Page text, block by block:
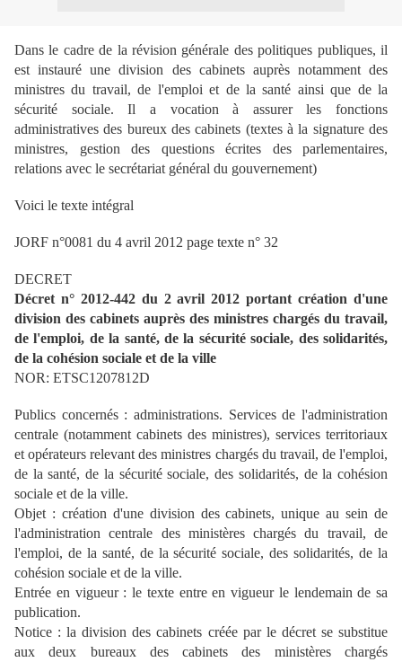
Dans le cadre de la révision générale des politiques publiques, il
est instauré une division des cabinets auprès notamment des
ministres du travail, de l'emploi et de la santé ainsi que de la
sécurité sociale. Il a vocation à assurer les fonctions
administratives des bureux des cabinets (textes à la signature des
ministres, gestion des questions écrites des parlementaires,
relations avec le secrétariat général du gouvernement)
Voici le texte intégral
JORF n°0081 du 4 avril 2012 page texte n° 32
DECRET
Décret n° 2012-442 du 2 avril 2012 portant création d'une
division des cabinets auprès des ministres chargés du travail,
de l'emploi, de la santé, de la sécurité sociale, des solidarités,
de la cohésion sociale et de la ville
NOR: ETSC1207812D
Publics concernés : administrations. Services de l'administration
centrale (notamment cabinets des ministres), services territoriaux
et opérateurs relevant des ministres chargés du travail, de l'emploi,
de la santé, de la sécurité sociale, des solidarités, de la cohésion
sociale et de la ville.
Objet : création d'une division des cabinets, unique au sein de
l'administration centrale des ministères chargés du travail, de
l'emploi, de la santé, de la sécurité sociale, des solidarités, de la
cohésion sociale et de la ville.
Entrée en vigueur : le texte entre en vigueur le lendemain de sa
publication.
Notice : la division des cabinets créée par le décret se substitue
aux deux bureaux des cabinets des ministères chargés